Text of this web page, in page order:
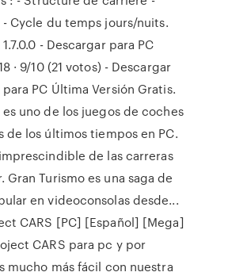
Cycle du temps jours/nuits.
- Descargar para PC
· 9/10 (21 votos) - Descargar
PC Última Versión Gratis.
es uno de los juegos de coches
de los últimos tiempos en PC.
de las carreras
Gran Turismo es una saga de
en videoconsolas desde...
CARS [PC] [Español] [Mega]
CARS para pc y por
mucho más fácil con nuestra